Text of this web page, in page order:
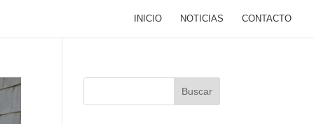
INICIO NOTICIAS CONTACTO
Buscar